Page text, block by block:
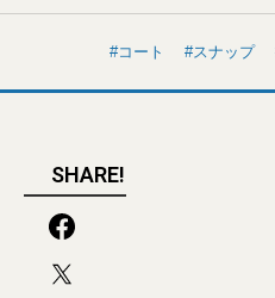
コート スナップ
SHARE!